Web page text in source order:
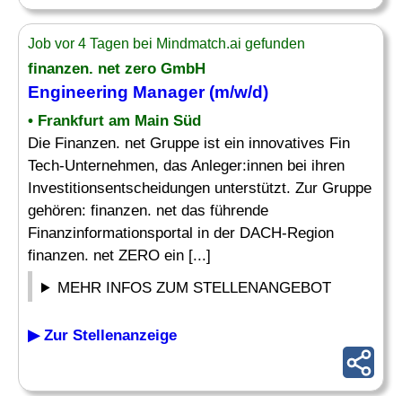
Job vor 4 Tagen bei Mindmatch.ai gefunden
finanzen. net zero GmbH
Engineering Manager(m/w/d)
• Frankfurt am Main Süd
Die Finanzen. net Gruppe ist ein innovatives Fin
Tech-Unternehmen, das Anleger:innen bei ihren
Investitionsentscheidungen unterstützt. Zur Gruppe
gehören: finanzen. net das führende
Finanzinformationsportal in der DACH-Region
finanzen. net ZERO ein [...]
MEHR INFOS ZUM STELLENANGEBOT
▶ Zur Stellenanzeige